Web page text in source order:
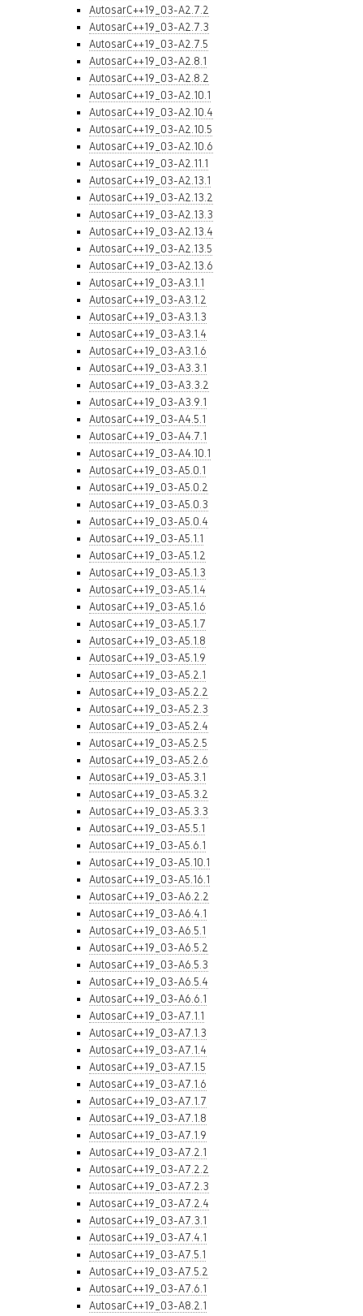
AutosarC++19_03-A2.7.2
AutosarC++19_03-A2.7.3
AutosarC++19_03-A2.7.5
AutosarC++19_03-A2.8.1
AutosarC++19_03-A2.8.2
AutosarC++19_03-A2.10.1
AutosarC++19_03-A2.10.4
AutosarC++19_03-A2.10.5
AutosarC++19_03-A2.10.6
AutosarC++19_03-A2.11.1
AutosarC++19_03-A2.13.1
AutosarC++19_03-A2.13.2
AutosarC++19_03-A2.13.3
AutosarC++19_03-A2.13.4
AutosarC++19_03-A2.13.5
AutosarC++19_03-A2.13.6
AutosarC++19_03-A3.1.1
AutosarC++19_03-A3.1.2
AutosarC++19_03-A3.1.3
AutosarC++19_03-A3.1.4
AutosarC++19_03-A3.1.6
AutosarC++19_03-A3.3.1
AutosarC++19_03-A3.3.2
AutosarC++19_03-A3.9.1
AutosarC++19_03-A4.5.1
AutosarC++19_03-A4.7.1
AutosarC++19_03-A4.10.1
AutosarC++19_03-A5.0.1
AutosarC++19_03-A5.0.2
AutosarC++19_03-A5.0.3
AutosarC++19_03-A5.0.4
AutosarC++19_03-A5.1.1
AutosarC++19_03-A5.1.2
AutosarC++19_03-A5.1.3
AutosarC++19_03-A5.1.4
AutosarC++19_03-A5.1.6
AutosarC++19_03-A5.1.7
AutosarC++19_03-A5.1.8
AutosarC++19_03-A5.1.9
AutosarC++19_03-A5.2.1
AutosarC++19_03-A5.2.2
AutosarC++19_03-A5.2.3
AutosarC++19_03-A5.2.4
AutosarC++19_03-A5.2.5
AutosarC++19_03-A5.2.6
AutosarC++19_03-A5.3.1
AutosarC++19_03-A5.3.2
AutosarC++19_03-A5.3.3
AutosarC++19_03-A5.5.1
AutosarC++19_03-A5.6.1
AutosarC++19_03-A5.10.1
AutosarC++19_03-A5.16.1
AutosarC++19_03-A6.2.2
AutosarC++19_03-A6.4.1
AutosarC++19_03-A6.5.1
AutosarC++19_03-A6.5.2
AutosarC++19_03-A6.5.3
AutosarC++19_03-A6.5.4
AutosarC++19_03-A6.6.1
AutosarC++19_03-A7.1.1
AutosarC++19_03-A7.1.3
AutosarC++19_03-A7.1.4
AutosarC++19_03-A7.1.5
AutosarC++19_03-A7.1.6
AutosarC++19_03-A7.1.7
AutosarC++19_03-A7.1.8
AutosarC++19_03-A7.1.9
AutosarC++19_03-A7.2.1
AutosarC++19_03-A7.2.2
AutosarC++19_03-A7.2.3
AutosarC++19_03-A7.2.4
AutosarC++19_03-A7.3.1
AutosarC++19_03-A7.4.1
AutosarC++19_03-A7.5.1
AutosarC++19_03-A7.5.2
AutosarC++19_03-A7.6.1
AutosarC++19_03-A8.2.1